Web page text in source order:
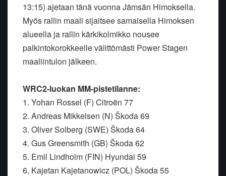
13:15) ajetaan tänä vuonna Jämsän Himoksella.
Myös rallin maali sijaitsee samaisella Himoksen
alueella ja rallin kärkikolmikko nousee
palkintokorokkeelle välittömästi Power Stagen
maaliintulon jälkeen.
WRC2-luokan MM-pistetilanne:
1. Yohan Rossel (F) Citroën 77
2. Andreas Mikkelsen (N) Škoda 69
3. Oliver Solberg (SWE) Škoda 64
4. Gus Greensmith (GB) Škoda 62
5. Emil Lindholm (FIN) Hyundai 59
6. Kajetan Kajetanowicz (POL) Škoda 55